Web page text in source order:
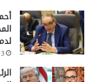
3 أغسطس، 2026